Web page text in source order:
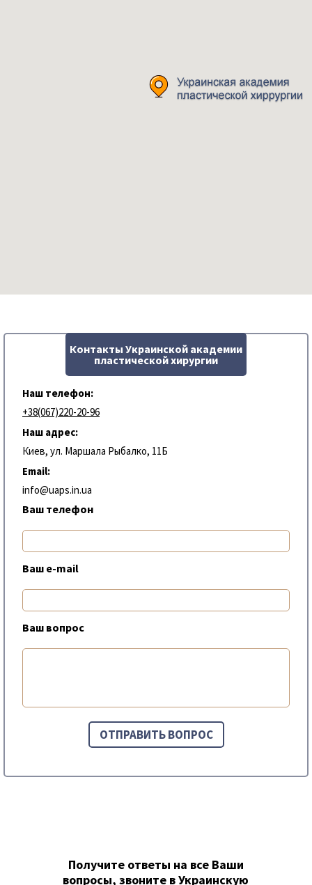
Контакты Украинской академии
пластической хирургии
Наш телефон:
+38(067)220-20-96
Наш адрес:
Киев, ул. Маршала Рыбалко, 11Б
Email:
info@uaps.in.ua
Ваш телефон
Ваш e-mail
Ваш вопрос
Получите ответы на все Ваши
вопросы, звоните в Украинскую